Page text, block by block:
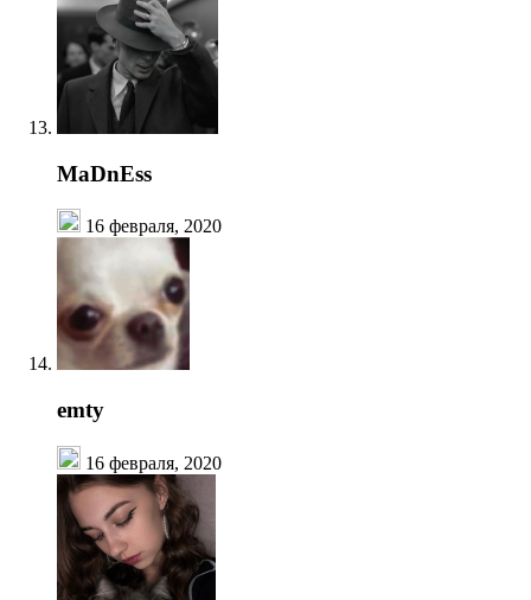
MaDnEss
16 февраля, 2020
emty
16 февраля, 2020